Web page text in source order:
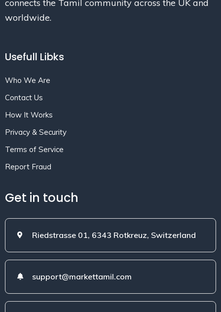
connects the Tamil community across the UK and
worldwide.
Usefull Libks
Who We Are
Contact Us
How It Works
Privacy & Security
Terms of Service
Report Fraud
Get in touch
Riedstrasse 01, 6343 Rotkreuz, Switzerland
support@markettamil.com